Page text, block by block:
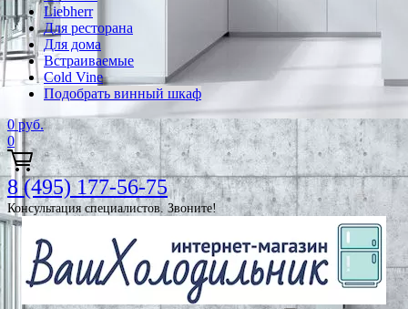
Liebherr
Для ресторана
Для дома
Встраиваемые
Cold Vine
Подобрать винный шкаф
0 руб.
0
8 (495) 177-56-75
Консультация специалистов. Звоните!